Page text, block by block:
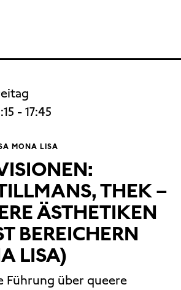
- 17:45
MONA LISA
THEK –
ÄSTHETIKEN
BEREICHERN
LISA)
Führung über queere